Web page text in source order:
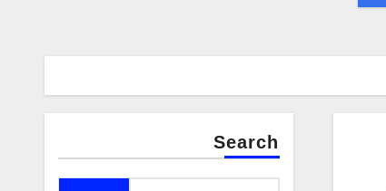
Search